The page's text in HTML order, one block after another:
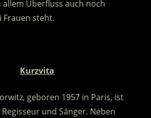
allem Überfluss auch noch
Frauen steht.
Kurzvita
geboren 1957 in Paris, ist
und Sänger. Neben